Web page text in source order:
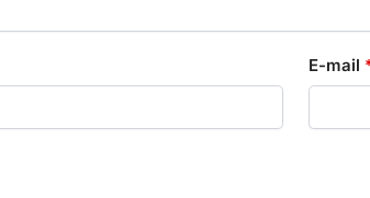
E-mail